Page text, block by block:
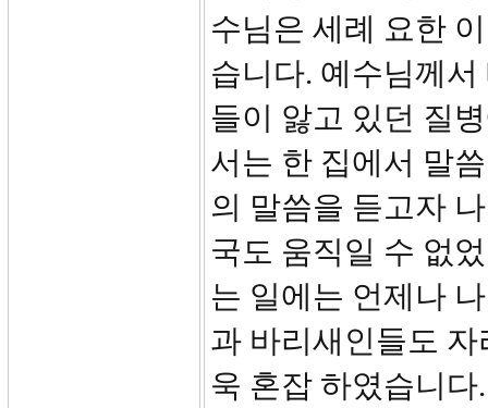
수님은 세례 요한
습니다. 예수님께
들이 앓고 있던 질
서는 한 집에서 말
의 말씀을 듣고자
국도 움직일 수 없
는 일에는 언제나
과 바리새인들도
욱 혼잡 하였습니